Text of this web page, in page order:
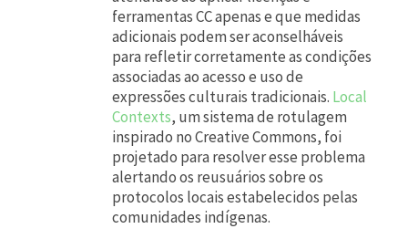
ferramentas CC apenas e que medidas
adicionais podem ser aconselháveis ​​
para refletir corretamente as condições
associadas ao acesso e uso de
expressões culturais tradicionais. Local
Contexts, um sistema de rotulagem
inspirado no Creative Commons, foi
projetado para resolver esse problema
alertando os reusuários sobre os
protocolos locais estabelecidos pelas
comunidades indígenas.